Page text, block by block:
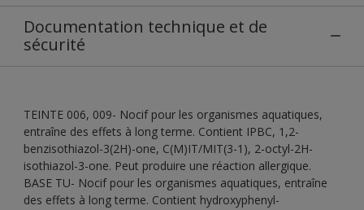
Documentation technique et de
sécurité
TEINTE 006, 009- Nocif pour les organismes aquatiques,
entraîne des effets à long terme. Contient IPBC, 1,2-
benzisothiazol-3(2H)-one, C(M)IT/MIT(3-1), 2-octyl-2H-
isothiazol-3-one. Peut produire une réaction allergique.
BASE TU- Nocif pour les organismes aquatiques, entraîne
des effets à long terme. Contient hydroxyphenyl-